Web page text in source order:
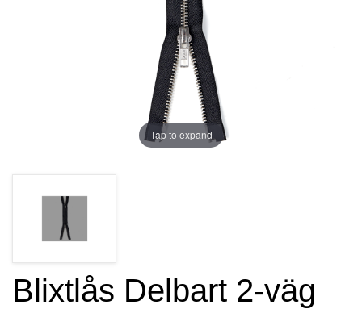
Tap to expand
Blixtlås Delbart 2-väg